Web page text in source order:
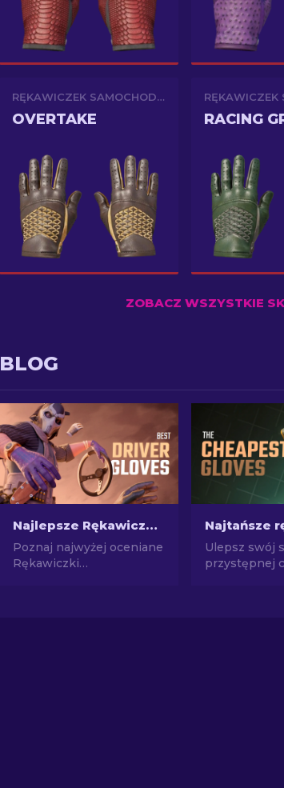
RĘKAWICZEK SAMOCHODOWYCH
OVERTAKE RACING
ZOBACZ WSZYSTKIE
BLOG
Najlepsze Rękawiczki Samochodowe w CS2: Lista rankingowa
Poznaj najwyżej oceniane
Rękawiczki
Ulepsz swój
przystępnej